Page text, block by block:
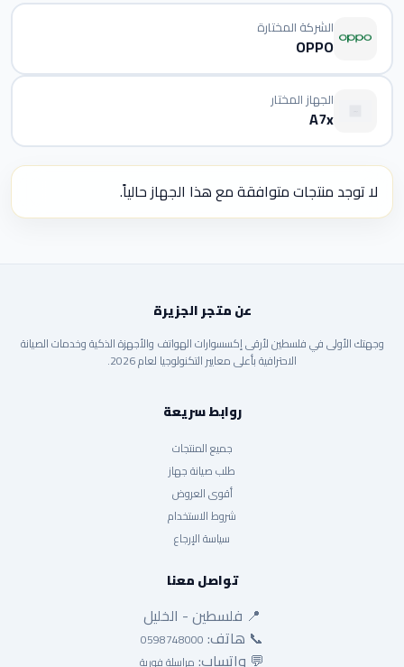
الشركة المختارة
OPPO
الجهاز المختار
A7x
لا توجد منتجات متوافقة مع هذا الجهاز حالياً.
عن متجر الجزيرة
وجهتك الأولى في فلسطين لأرقى إكسسوارات الهواتف والأجهزة الذكية وخدمات الصيانة
الاحترافية بأعلى معايير التكنولوجيا لعام 2026.
روابط سريعة
جميع المنتجات
طلب صيانة جهاز
أقوى العروض
شروط الاستخدام
سياسة الإرجاع
تواصل معنا
📍 فلسطين - الخليل
📞 هاتف: 0598748000
💬 واتساب: مراسلة فورية